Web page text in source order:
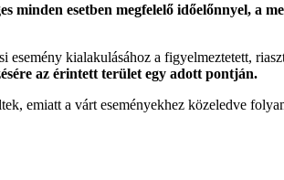
minden esetben megfelelő időelőnnyel, a
kialakulásához a figyelmeztetett,
az érintett terület egy adott pontján.
emiatt a várt eseményekhez közeledve